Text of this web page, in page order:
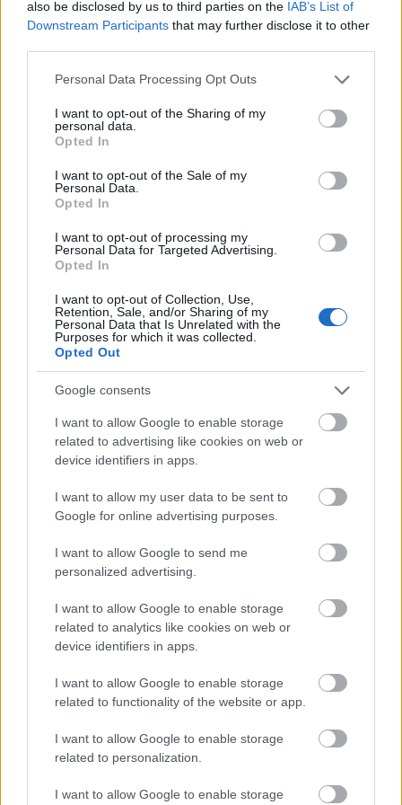
also be disclosed by us to third parties on the IAB’s List of
Downstream Participants that may further disclose it to other
Please note that this website/app uses one or more Google
not limited to your visit or usage behaviour. You may click to
grant or deny consent to Google and its third-party tags to
use your data for below specified purposes in below Google
consent section.
Personal Data Processing Opt Outs
I want to opt-out of the Sharing of my
personal data.
Opted In
I want to opt-out of the Sale of my
Personal Data.
Opted In
I want to opt-out of processing my
Personal Data for Targeted Advertising.
Opted In
I want to opt-out of Collection, Use,
Retention, Sale, and/or Sharing of my
Personal Data that Is Unrelated with the
Purposes for which it was collected.
Opted Out
Google consents
I want to allow Google to enable storage
related to advertising like cookies on web or
device identifiers in apps.
I want to allow my user data to be sent to
Google for online advertising purposes.
I want to allow Google to send me
personalized advertising.
I want to allow Google to enable storage
related to analytics like cookies on web or
device identifiers in apps.
I want to allow Google to enable storage
related to functionality of the website or app.
I want to allow Google to enable storage
related to personalization.
I want to allow Google to enable storage
Diákolimpiát
HÍREK 2025. JAN. 11. MTI
Ismét megrendezik a Közgazdasági
Diákolimpiát a középfokú oktatási
intézményekben tanuló diákok számára, a
2024-25-ös tanév rendezvényére a
jelentkezés elindult - tájékoztatta a szervező
Magyar Közgazdasági Társaság (MKT).
A versenyre a hazai, valamint erdélyi és
vajdasági diákok jelentkezését várják.
Az idei verseny
2025. február 24. és 28. között egy online
március végén pedig egy írásbeli és szóbeli
fordulóból álló országos döntőben mérik össze
tudásukat a versenyzők Budapesten. A
legsikeresebbek a nemzetközi döntőbe jutnak
tovább, amit 2025-ben várhatóan
szeptemberben, Görögországban tartanak